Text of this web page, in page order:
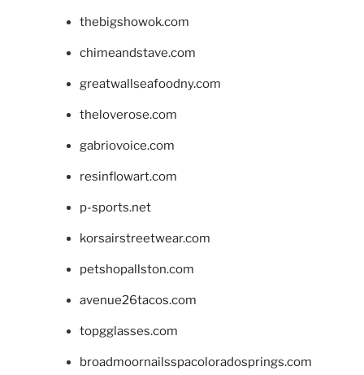
thebigshowok.com
chimeandstave.com
greatwallseafoodny.com
theloverose.com
gabriovoice.com
resinflowart.com
p-sports.net
korsairstreetwear.com
petshopallston.com
avenue26tacos.com
topgglasses.com
broadmoornailsspacoloradosprings.com